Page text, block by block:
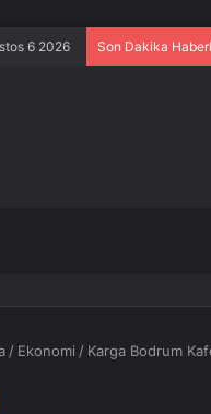
6 2026 Son Dakika
/ Ekonomi / Karga Bodrum